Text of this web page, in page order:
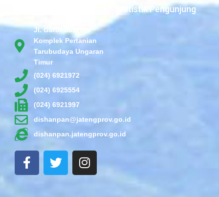
Jl. Gatot Subroto
Komplek Pertanian
Tarubudaya Ungaran
Timur
(024) 6921972
(024) 6925554
(024) 6921997
dishanpan@jatengprov.go.id
dishanpan.jatengprov.go.id
F
a
T
w
I
n
Statistik Pengunjung